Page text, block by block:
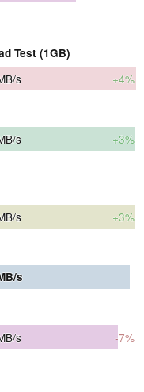
Test (1GB)
s +4%
s +3%
s +3%
s
s -7%